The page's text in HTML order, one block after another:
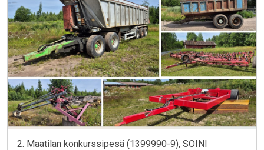
2. Maatilan konkurssipesä (1399990-9), SOINI